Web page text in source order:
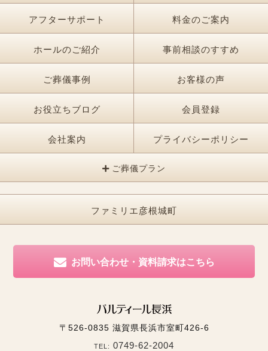
アフターサポート 料金のご案内
ホールのご紹介 事前相談のすすめ
ご葬儀事例 お客様の声
お役立ちブログ 会員登録
会社案内 プライバシーポリシー
ご葬儀プラン
ファミリエ彦根城町
お問い合わせ・資料請求はこちら
〒526-0835 滋賀県長浜市室町426-6
TEL: 0749-62-2004